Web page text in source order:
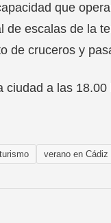
que
escalas de la
de cruceros y
a las
turismo verano en Cádiz